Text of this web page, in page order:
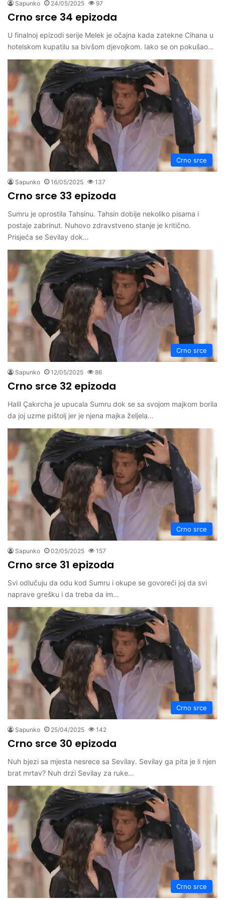
Sapunko 24/05/2025 97
Crno srce 34 epizoda
U finalnoj epizodi serije Melek je očajna kada zatekne Cihana u
hotelskom kupatilu sa bivšom djevojkom. Iako se on pokušao…
Crno srce
Sapunko 16/05/2025 137
Crno srce 33 epizoda
Sumru je oprostila Tahsinu. Tahsin dobije nekoliko pisama i
postaje zabrinut. Nuhovo zdravstveno stanje je kritično.
Prisjeća se Sevilay dok…
Crno srce
Sapunko 12/05/2025 86
Crno srce 32 epizoda
Halil Çakırcha je upucala Sumru dok se sa svojom majkom borila
da joj uzme pištolj jer je njena majka željela…
Crno srce
Sapunko 02/05/2025 157
Crno srce 31 epizoda
Svi odlučuju da odu kod Sumru i okupe se govoreći joj da svi
naprave grešku i da treba da im…
Crno srce
Sapunko 25/04/2025 142
Crno srce 30 epizoda
Nuh bjezi sa mjesta nesrece sa Sevilay. Sevilay ga pita je li njen
brat mrtav? Nuh drzi Sevilay za ruke…
Crno srce